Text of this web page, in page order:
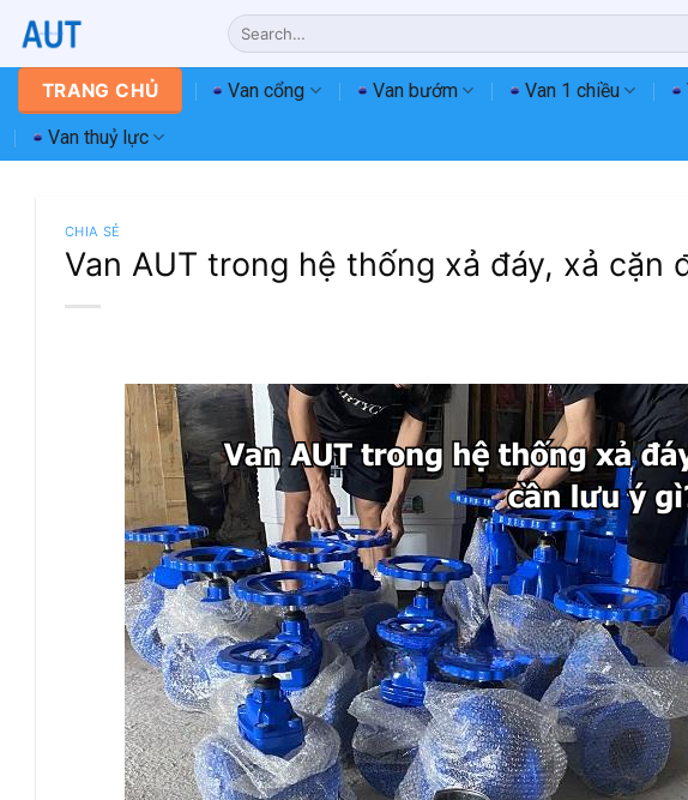
đến
nội
dung
Search
for:
TRANG CHỦ Van cổng Van bướm Van 1 chiều
Van thuỷ lực
CHIA SẺ
Van AUT trong hệ thống xả đáy, xả cặn